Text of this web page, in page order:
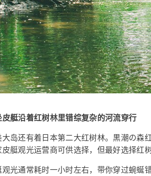
皮艇沿着红树林里错综复杂的河流穿行
大岛还有着日本第二大红树林。黒潮の森
皮艇观光运营商可供选择，但最好选择红
观光通常耗时一小时左右，带你穿过蜿蜒